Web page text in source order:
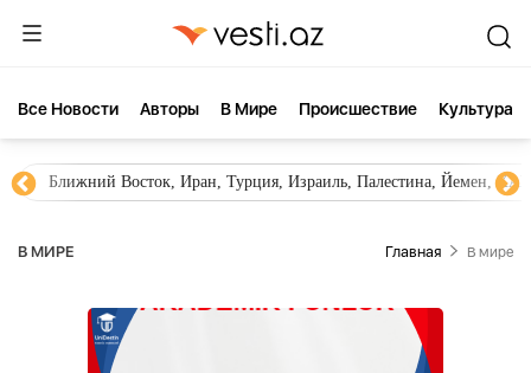
Все Новости Aвторы В Мире Происшествие Культура
Ближний Восток, Иран, Турция, Израиль, Палестина, Йемен,
В МИРЕ Главная В мире